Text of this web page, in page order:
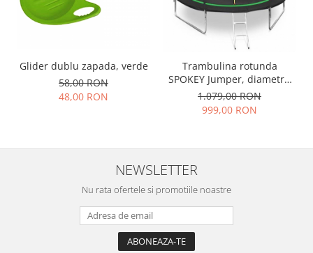
Glider dublu zapada, verde
58,00 RON
48,00 RON
Trambulina rotunda
SPOKEY Jumper, diametru
244 cm, negru/verde
1.079,00 RON
999,00 RON
NEWSLETTER
Nu rata ofertele si promotiile noastre